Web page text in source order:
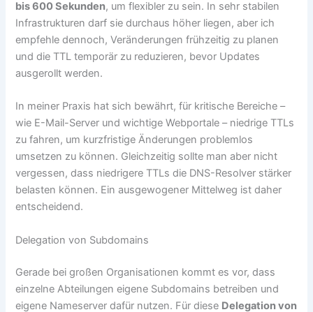
bis 600 Sekunden, um flexibler zu sein. In sehr stabilen
Infrastrukturen darf sie durchaus höher liegen, aber ich
empfehle dennoch, Veränderungen frühzeitig zu planen
und die TTL temporär zu reduzieren, bevor Updates
ausgerollt werden.
In meiner Praxis hat sich bewährt, für kritische Bereiche –
wie E-Mail-Server und wichtige Webportale – niedrige TTLs
zu fahren, um kurzfristige Änderungen problemlos
umsetzen zu können. Gleichzeitig sollte man aber nicht
vergessen, dass niedrigere TTLs die DNS-Resolver stärker
belasten können. Ein ausgewogener Mittelweg ist daher
entscheidend.
Delegation von Subdomains
Gerade bei großen Organisationen kommt es vor, dass
einzelne Abteilungen eigene Subdomains betreiben und
eigene Nameserver dafür nutzen. Für diese Delegation von